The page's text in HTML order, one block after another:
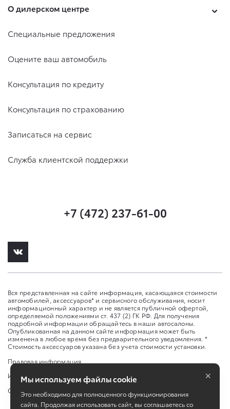
О дилерском центре
Специальные предложения
Оцените ваш автомобиль
Консультация по кредиту
Консультация по страхованию
Записаться на сервис
Служба клиентской поддержки
+7 (472) 237-61-00
Вся представленная на сайте информация, касающаяся стоимости
автомобилей, аксессуаров* и сервисного обслуживания, носит
информационный характер и не является публичной офертой,
определяемой положениями ст. 437 (2) ГК РФ. Для получения
подробной информации обращайтесь в наши автосалоны.
Опубликованная на данном сайте информация может быть
изменена в любое время без предварительного уведомления. *
Стоимость аксессуаров указана без учета стоимости установки.
Правовая информация
Изменить настройку cookies
Сбросить cookie
Мы используем файлы cookie
Это необходимо для полноценного функционирования
сайта. Продолжая использовать сайт, вы соглашаетесь со
×